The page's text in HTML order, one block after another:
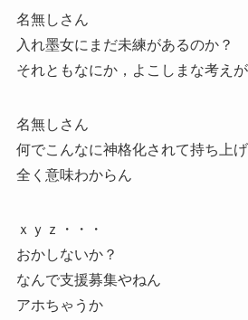
名無しさん
入れ墨女にまだ未練があるのか？
それともなにか，よこしまな考え
名無しさん
何でこんなに神格化されて持ち上
全く意味わからん
ｘｙｚ・・・
おかしないか？
なんで支援募集やねん
アホちゃうか